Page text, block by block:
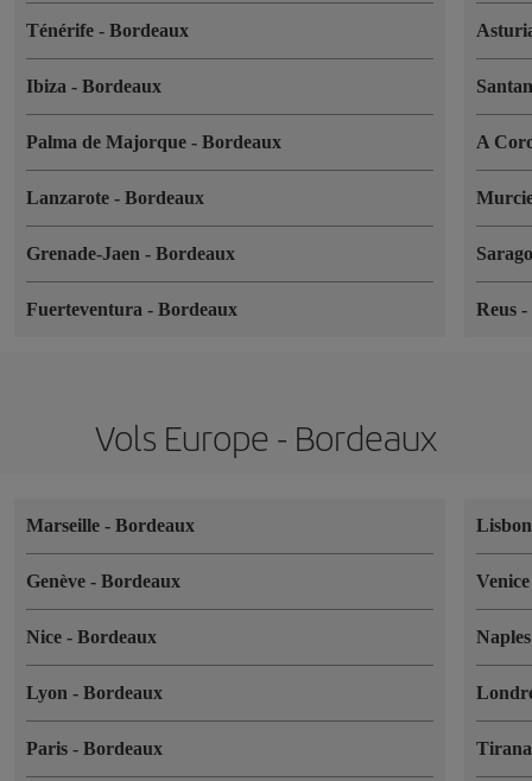
Ténérife - Bordeaux
Ibiza - Bordeaux
Palma de Majorque - Bordeaux
Lanzarote - Bordeaux
Grenade-Jaen - Bordeaux
Fuerteventura - Bordeaux
A
Reus-
Vols Europe - Bordeaux
Marseille - Bordeaux
Genève - Bordeaux
Nice - Bordeaux
Lyon - Bordeaux
Paris - Bordeaux